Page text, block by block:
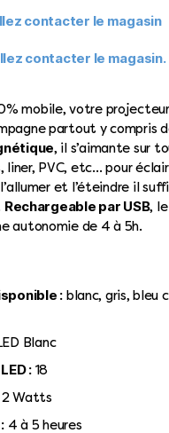
contacter le magasin
mobile, votre
partout y compris
, il s’aimante sur
PVC, etc… pour
et l’éteindre il
Rechargeable par USB,
autonomie de 4 à 5h.
: blanc, gris, bleu
Blanc
:18
2 Watts
4 à 5 heures
contacter le magasin.